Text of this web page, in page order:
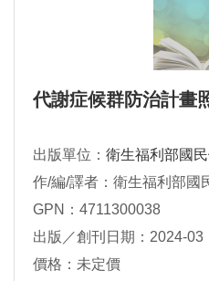
代謝症候群防治計畫
出版單位： 衛生福利部國
作/編/譯者：衛生福利部國
GPN：4711300038
出版／創刊日期：2024-03
價格：未定價